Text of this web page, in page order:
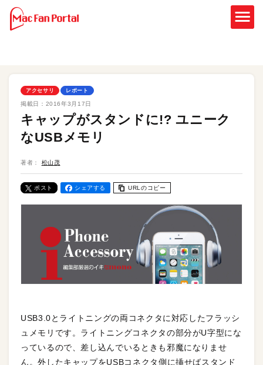
アクセサリ レポート
掲載日： 2016年3月17日
キャップがスタンドに!? ユニーク
なUSBメモリ
著者： 松山茂
ポスト シェアする URLのコピー
USB3.0とライトニングの両コネクタに対応したフラッシ
ュメモリです。ライトニングコネクタの部分がU字型にな
っているので、差し込んでいるときも邪魔になりませ
ん。外したキャップをUSBコネクタ側に挿せばスタンド